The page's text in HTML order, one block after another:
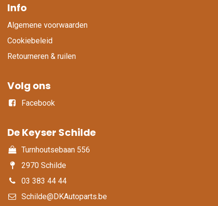
Info
Algemene voorwaarden
Cookiebeleid
Retourneren & ruilen
Volg ons
Facebook
De Keyser Schilde
Turnhoutsebaan 556
2970 Schilde
03 383 44 44
Schilde@DKAutoparts.be